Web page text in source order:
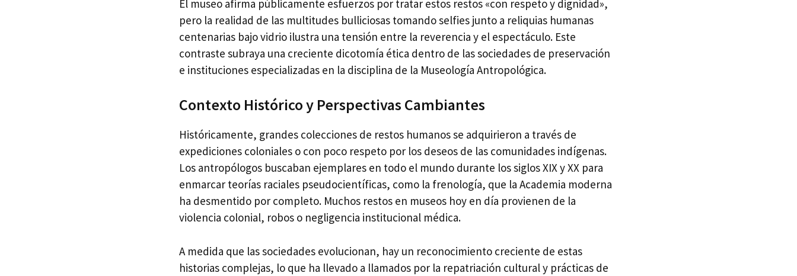
El museo afirma públicamente esfuerzos por tratar estos restos «con respeto y dignidad»,
pero la realidad de las multitudes bulliciosas tomando selfies junto a reliquias humanas
centenarias bajo vidrio ilustra una tensión entre la reverencia y el espectáculo. Este
contraste subraya una creciente dicotomía ética dentro de las sociedades de preservación
e instituciones especializadas en la disciplina de la Museología Antropológica.
Contexto Histórico y Perspectivas Cambiantes
Históricamente, grandes colecciones de restos humanos se adquirieron a través de
expediciones coloniales o con poco respeto por los deseos de las comunidades indígenas.
Los antropólogos buscaban ejemplares en todo el mundo durante los siglos XIX y XX para
enmarcar teorías raciales pseudocientíficas, como la frenología, que la Academia moderna
ha desmentido por completo. Muchos restos en museos hoy en día provienen de la
violencia colonial, robos o negligencia institucional médica.
A medida que las sociedades evolucionan, hay un reconocimiento creciente de estas
historias complejas, lo que ha llevado a llamados por la repatriación cultural y prácticas de